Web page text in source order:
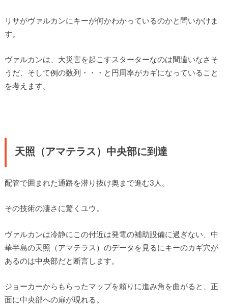
リサがヴァルカンにキーが何かわかっているのかと問いかけま
す。
ヴァルカンは、大災害を起こすスターターなのは間違いなさそ
うだ、そして例の数列・・・と円周率がカギになっていること
を考えます。
天照（アマテラス）中央部に到達
配管で囲まれた通路を潜り抜け奥まで進む3人。
その技術の凄さに驚くユウ。
ヴァルカンは冷静にこの付近は発電の補助設備に過ぎない、中
華半島の天照（アマテラス）のデータを見るにキーのカギ穴が
あるのは中央部だと断言します。
ジョーカーからもらったマップを頼りに進み角を曲がると、正
面に中央部への扉が現れる。